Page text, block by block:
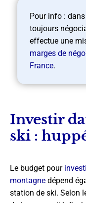
Pour info :
toujours
effectue une
marges de
France.
Investir
ski :
Le budget pour
montagne dépend
station de ski. Selon